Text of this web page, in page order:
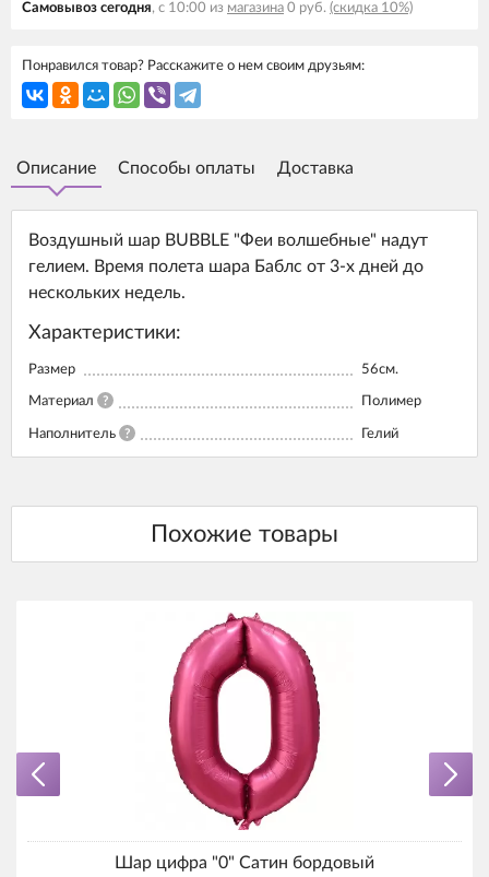
Самовывоз сегодня, с 10:00 из магазина 0 руб. (скидка 10%)
Понравился товар? Расскажите о нем своим друзьям:
Описание Способы оплаты Доставка
Воздушный шар BUBBLE "Феи волшебные" надут
гелием. Время полета шара Баблс от 3-х дней до
нескольких недель.
Характеристики:
Размер 56см.
Материал ? Полимер
Наполнитель ? Гелий
Шар цифра "0" Сатин бордовый